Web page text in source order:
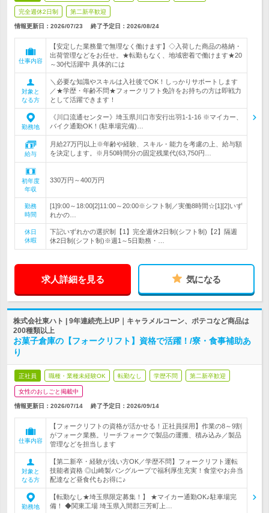
完全週休2日制 第二新卒歓迎
情報更新日：2026/07/23 終了予定日： 2026/08/24
仕事内容
【安定した業務量で無理なく働けます】◇入荷した商品の格納・
出荷管理などをお任せ。★転勤もなく、地域密着で働けます★20
～30代活躍中 具体的には
対象と
なる方
＼必要な知識やスキルは入社後でOK！しっかりサポートします
／★学歴・年齢不問★フォークリフト免許をお持ちの方は即戦力
として活躍できます！
勤務地
《川口流通センター》埼玉県川口市安行出羽1-1-16 ※マイカー、
バイク通勤OK！(駐車場完備)…
給与
月給27万円以上※年齢や経験、スキル・能力を考慮の上、給与額
を決定します。※月50時間分の固定残業代(63,750円…
初年度
年収
330万円～400万円
勤務
時間
[1]9:00～18:00[2]11:00～20:00※シフト制／実働8時間☆[1][2]いず
れかの…
休日
休暇
下記いずれかの選択制【1】完全週休2日制(シフト制)【2】隔週
休2日制(シフト制)※週1～5日勤務・…
求人詳細を見る 気になる
株式会社東ハト | 9年連続売上UP｜キャラメルコーン、ポテコなど商品は
200種類以上
お菓子倉庫の【フォークリフト】資格で活躍！/寮・食事補助あ
り
正社員 職種・業種未経験OK 転勤なし 学歴不問 第二新卒歓迎
女性のおしごと掲載中
情報更新日：2026/07/14 終了予定日： 2026/09/14
仕事内容
【フォークリフトの資格が活かせる！正社員採用】作業の8～9割
がフォーク業務。リーチフォークで製品の運搬、積み込み／製品
管理などを担当します
対象と
なる方
【第二新卒・経験が浅い方OK／学歴不問】フォークリフト運転
技能者資格 ◎山崎製パングループで福利厚生充実！食堂やお弁当
配達など昼食代もお得に♪
勤務地
【転勤なし★埼玉県限定募集！】 ★マイカー通勤OK♪駐車場完
備！ ◆関東工場 埼玉県入間郡三芳町上…